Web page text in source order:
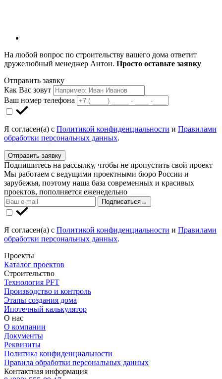
На любой вопрос по строительству вашего дома ответит
дружелюбный менеджер Антон. Просто оставьте заявку
Отправить заявку
Как Вас зовут
Ваш номер телефона
Я согласен(а) с Политикой конфиденциальности и Правилами
обработки персональных данных.
Отправить заявку
Подпишитесь на рассылку, чтобы не пропустить свой проект
Мы работаем с ведущими проектными бюро России и
зарубежья, поэтому наша база современных и красивых
проектов, пополняется еженедельно
Подписаться→
Я согласен(а) с Политикой конфиденциальности и Правилами
обработки персональных данных.
Проекты
Каталог проектов
Строительство
Технология PFT
Производство и контроль
Этапы создания дома
Ипотечный калькулятор
О нас
О компании
Документы
Реквизиты
Политика конфиденциальности
Правила обработки персональных данных
Контактная информация